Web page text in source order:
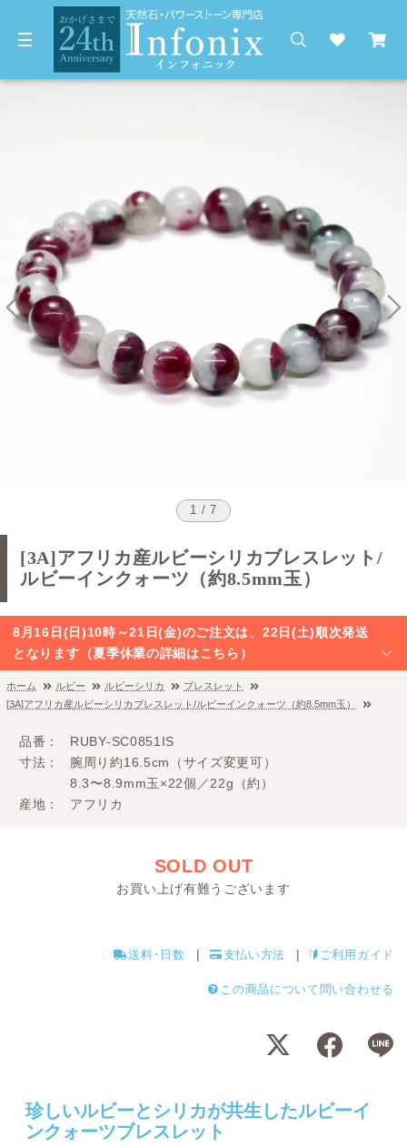
1 / 7
[3A]アフリカ産ルビーシリカブレスレット/
ルビーインクォーツ（約8.5mm玉）
8月16日(日)10時～21日(金)のご注文は、22日(土)順次発送
となります（夏季休業の詳細はこちら）
ホーム ルビー ルビーシリカ
ブレスレット
[3A]アフリカ産ルビーシリカブレスレット/ルビーインクォーツ（約8.5mm玉）
品番
RUBY-SC0851IS
寸法
腕周り約16.5cm（サイズ変更可）
8.3〜8.9mm玉×22個／22g（約）
産地
アフリカ
SOLD OUT
お買い上げ有難うございます
送料･日数 支払い方法 ご利用ガイド
この商品について問い合わせる
珍しいルビーとシリカが共生したルビーイ
ンクォーツブレスレット